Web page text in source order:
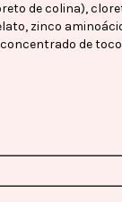
de colina),
zinco
de